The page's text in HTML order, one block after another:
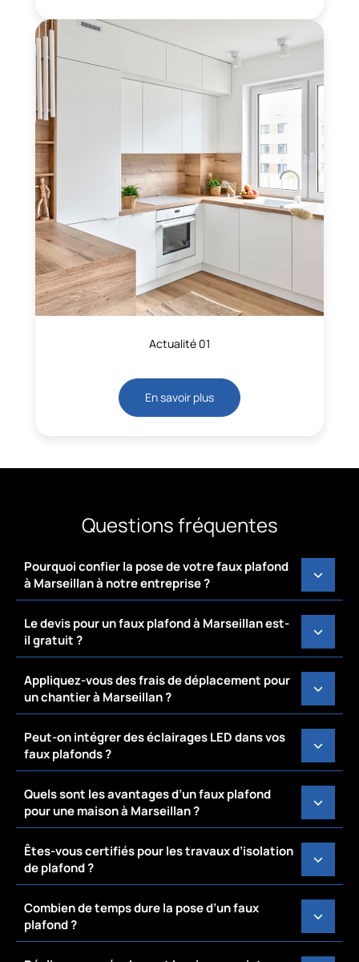
Actualité 01
En savoir plus
Questions fréquentes
Pourquoi confier la pose de votre faux plafond
à Marseillan à notre entreprise ?
Le devis pour un faux plafond à Marseillan est-
il gratuit ?
Appliquez-vous des frais de déplacement pour
un chantier à Marseillan ?
Peut-on intégrer des éclairages LED dans vos
faux plafonds ?
Quels sont les avantages d’un faux plafond
pour une maison à Marseillan ?
Êtes-vous certifiés pour les travaux d’isolation
de plafond ?
Combien de temps dure la pose d’un faux
plafond ?